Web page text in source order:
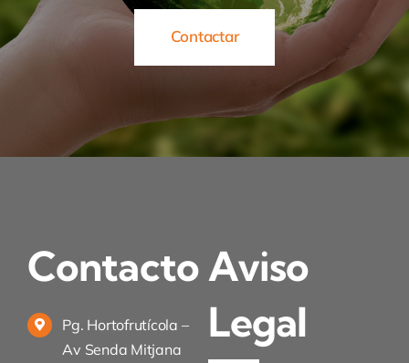
Contactar
Contacto
Pg. Hortofrutícola –
Av Senda Mitjana
Aviso
Legal